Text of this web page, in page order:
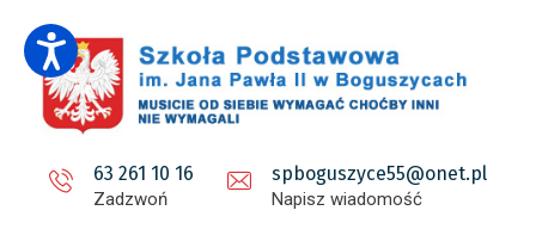
63 261 10 16
Zadzwoń
spboguszyce55@onet.pl
Napisz wiadomość